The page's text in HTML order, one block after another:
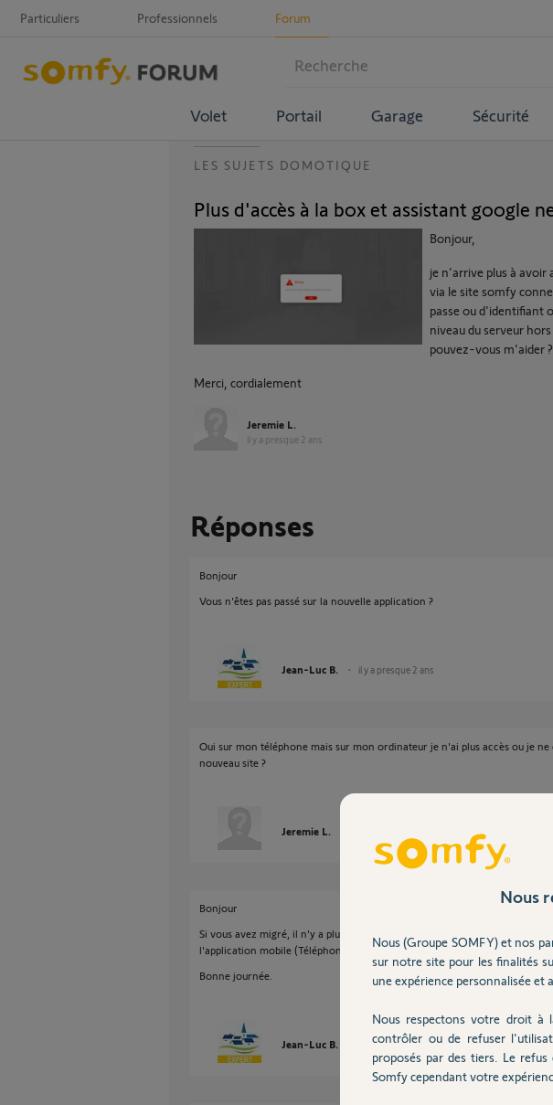
Particuliers Professionnels Forum
Volet Portail Garage Sécurité
LES SUJETS DOMOTIQUE
Plus d'accès à la box et assistant google
Bonjour,
je n'arrive plus à avoir
via le site somfy
passe ou d'identifiant
niveau du serveur
pouvez-vous m'aider ?
Merci, cordialement
Jeremie L.
il y a presque 2 ans
Réponses
Bonjour
Vous n'êtes pas passé sur la nouvelle application ?
Jean-Luc B. il y a presque 2 ans
Oui sur mon téléphone mais sur mon ordinateur je n'ai plus accès ou je ne
nouveau site ?
Jeremie L.
Bonjour
Si vous avez migré, il n'y a plus d'interface pc/mac. Tout se gère
l'application mobile (Téléphone ou tablette).
Bonne journée.
Jean-Luc B. il y a presque 2 ans
Nous
Nous (Groupe SOMFY) et nos
sur notre site pour les finalités
une expérience personnalisée et
Nous respectons votre droit à
contrôler ou de refuser
proposés par des tiers. Le
Somfy cependant votre